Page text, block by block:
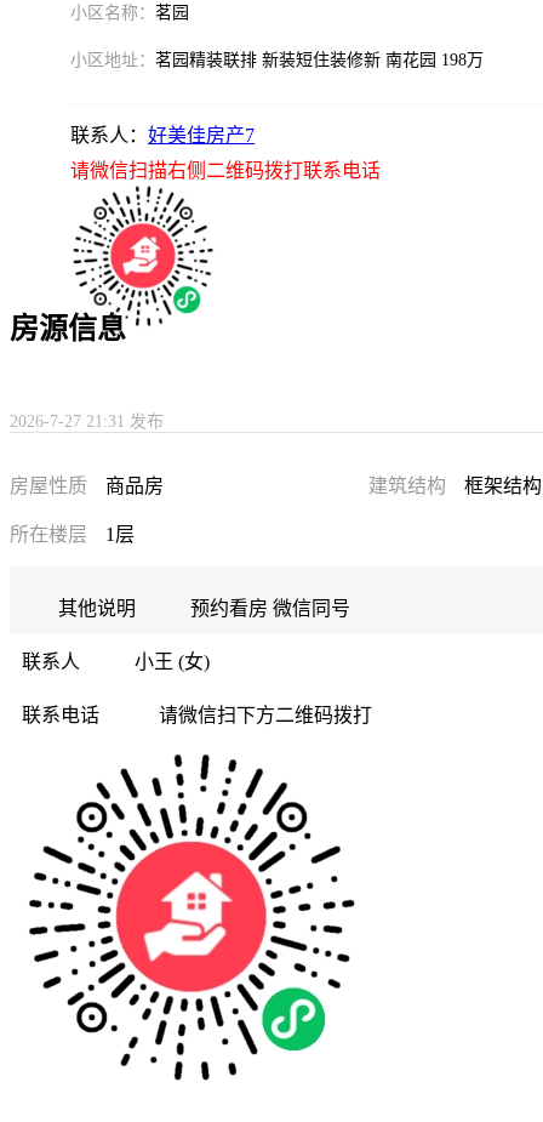
小区名称： 茗园
小区地址： 茗园精装联排 新装短住装修新 南花园 198万
联系人： 好美佳房产7
请微信扫描右侧二维码拨打联系电话
房源信息
2026-7-27 21:31 发布
房屋性质 商品房 建筑结构 框架结构
所在楼层 1层
其他说明 预约看房 微信同号
联系人 小王 (女)
联系电话 请微信扫下方二维码拨打